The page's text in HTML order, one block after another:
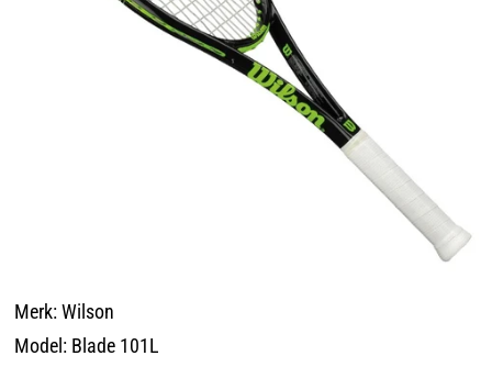
Merk: Wilson
Model: Blade 101L